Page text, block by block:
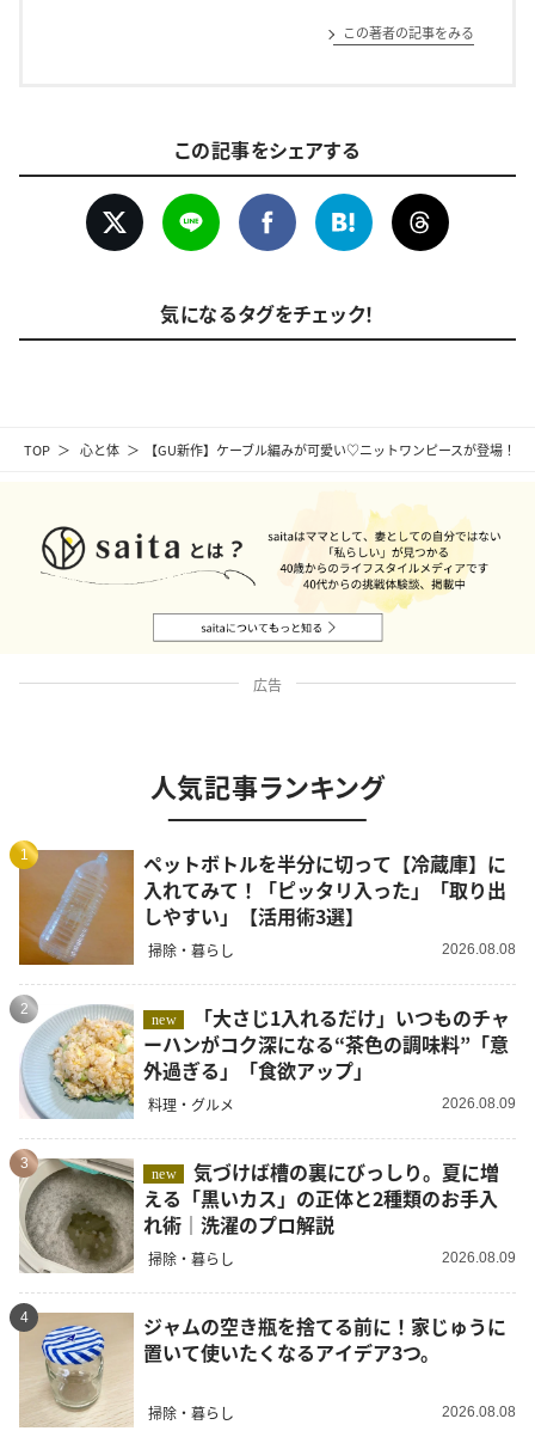
TOP 心と体 【GU新作】ケーブル編みが可愛い♡ニットワンピースが登場！
この著者の記事をみる
この記事をシェアする
気になるタグをチェック！
広告
人気記事ランキング
1
ペットボトルを半分に切って【冷蔵庫】に
入れてみて！「ピッタリ入った」「取り出
しやすい」【活用術3選】
掃除・暮らし 2026.08.08
2
new
ーハンがコク深になる“茶色の調味料”「意
外過ぎる」「食欲アップ」
料理・グルメ 2026.08.09
3
new
気づけば槽の裏にびっしり。夏に増
える「黒いカス」の正体と2種類のお手入
れ術｜洗濯のプロ解説
掃除・暮らし 2026.08.09
4
ジャムの空き瓶を捨てる前に！家じゅうに
置いて使いたくなるアイデア3つ。
掃除・暮らし 2026.08.08